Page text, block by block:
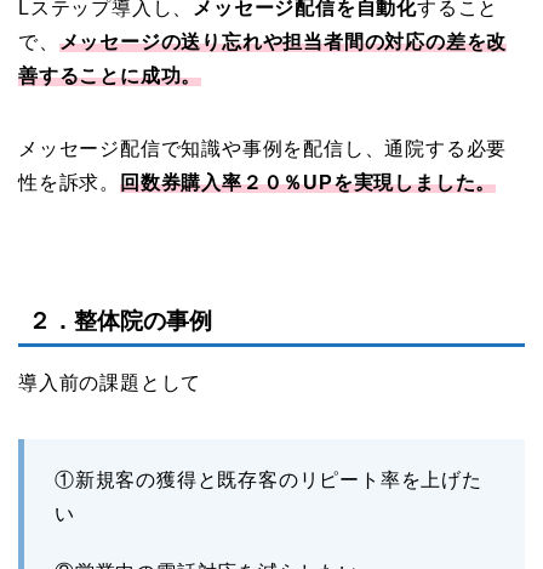
Lステップ導入し、 メッセージ配信を自動化すること
で、 メッセージの送り忘れや担当者間の対応の差を改
善することに成功。
メッセージ配信で知識や事例を配信し、通院する必要
性を訴求。 回数券購入率２０％UPを実現しました。
２．整体院の事例
導入前の課題として
①新規客の獲得と既存客のリピート率を上げた
い